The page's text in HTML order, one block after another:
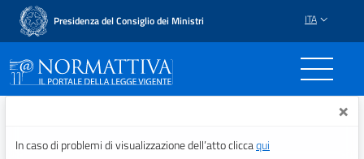
Presidenza del Consiglio dei Ministri ITA
Normattiva - Il portale ×
In caso di problemi di visualizzazione dell’atto cliccaqui